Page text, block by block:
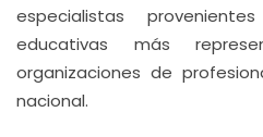
especialistas
educativas más
organizaciones de
nacional.